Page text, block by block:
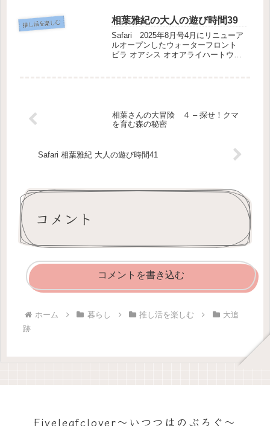
ナーa IN ...
推し活を楽しむ 相葉雅紀の大人の遊び時間39
Safari 2025年8月号4月にリニューア
ルオープンしたウォーターフロント
ビラ オアシス オオアライハートウエ
相葉さんの大冒険 ４ – 探せ！クマ
を育む森の秘密
Safari 相葉雅紀 大人の遊び時間41
コメント
コメントを書き込む
ホーム 暮らし 推し活を楽しむ
大追
跡
Fiveleafclover〜いつつはのぶろぐ〜